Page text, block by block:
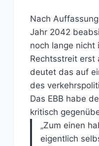
Nach
Jahr 2042
noch lange nicht
Rechtsstreit erst
deutet das auf
des
Das EBB habe
kritisch
„Zum einen
eigentlich